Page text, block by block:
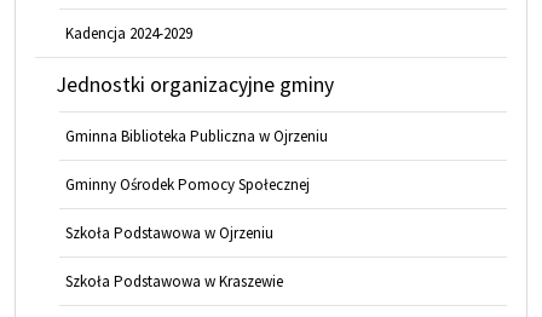
Kadencja 2024-2029
Jednostki organizacyjne gminy
Gminna Biblioteka Publiczna w Ojrzeniu
Gminny Ośrodek Pomocy Społecznej
Szkoła Podstawowa w Ojrzeniu
Szkoła Podstawowa w Kraszewie